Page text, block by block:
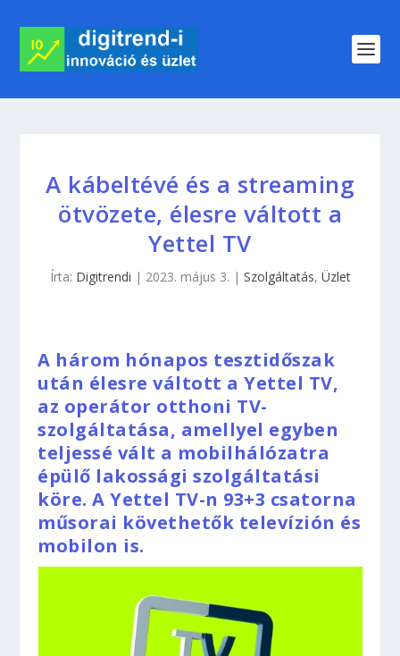
A kábeltévé és a streaming
ötvözete, élesre váltott a
Yettel TV
Írta: Digitrendi | 2023. május 3. | Szolgáltatás, Üzlet
A három hónapos tesztidőszak
után élesre váltott a Yettel TV,
az operátor otthoni TV-
szolgáltatása, amellyel egyben
teljessé vált a mobilhálózatra
épülő lakossági szolgáltatási
köre. A Yettel TV-n 93+3 csatorna
műsorai követhetők televízión és
mobilon is.